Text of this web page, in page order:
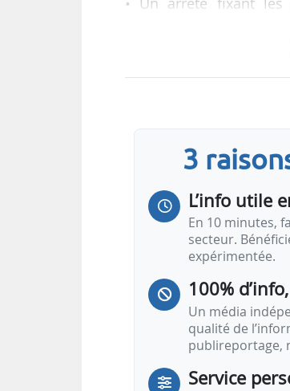
Tels sont les trois
Ces volumes
3
L’info utile
En 10 minutes,
secteur.
expérimentée.
100%
Un média
qualité de
publireportage,
Service